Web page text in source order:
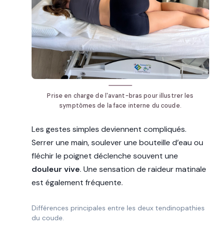
Prise en charge de l'avant-bras pour illustrer les
symptômes de la face interne du coude.
Les gestes simples deviennent compliqués.
Serrer une main, soulever une bouteille d’eau ou
fléchir le poignet déclenche souvent une
douleur vive. Une sensation de raideur matinale
est également fréquente.
Différences principales entre les deux tendinopathies
du coude.